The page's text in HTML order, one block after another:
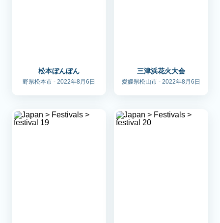
松本ぼんぼん
野県松本市 - 2022年8月6日
三津浜花火大会
愛媛県松山市 - 2022年8月6日